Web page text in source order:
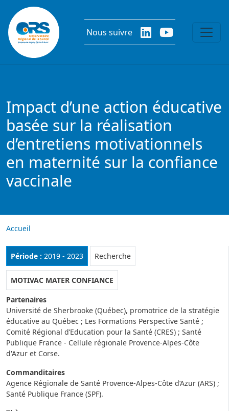
Aller au contenu principal
Nous suivre
Impact d’une action éducative
basée sur la réalisation
d’entretiens motivationnels
en maternité sur la confiance
vaccinale
Accueil
Période : 2019 - 2023 Rubrique :
Recherche
MOTIVAC MATER CONFIANCE
Partenaires
Université de Sherbrooke (Québec), promotrice de la stratégie
éducative au Québec ; Les Formations Perspective Santé ;
Comité Régional d’Education pour la Santé (CRES) ; Santé
Publique France - Cellule régionale Provence-Alpes-Côte
d'Azur et Corse.
Commanditaires
Agence Régionale de Santé Provence-Alpes-Côte d’Azur (ARS) ;
Santé Publique France (SPF).